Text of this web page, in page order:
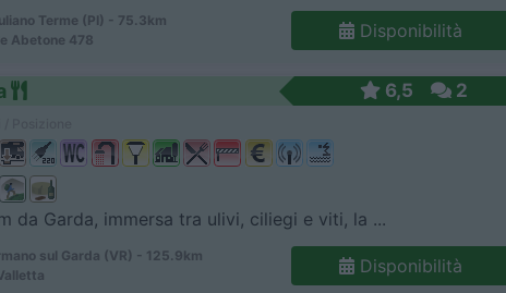
Terme (PI) - 75.3km
Abetone 478
Disponibilità
6,5 2
da Garda, immersa tra ulivi, ciliegi e viti, la ...
sul Garda (VR) - 125.9km
Disponibilità